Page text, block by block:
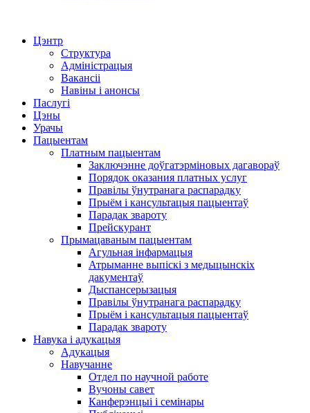
Цэнтр
Структура
Адміністрацыя
Вакансіі
Навіны і анонсы
Паслугі
Цэны
Урачы
Пацыентам
Платным пацыентам
Заключэнне доўгатэрміновых дагавораў
Порядок оказания платных услуг
Правілы ўнутранага распарадку
Прыём і кансультацыя пацыентаў
Парадак звароту
Прейскурант
Прымацаваным пацыентам
Агульная інфармацыя
Атрыманне выпіскі з медыцынскіх
дакументаў
Дыспансерызацыя
Правілы ўнутранага распарадку
Прыём і кансультацыя пацыентаў
Парадак звароту
Навука і адукацыя
Адукацыя
Навучанне
Отдел по научной работе
Вучоны савет
Канферэнцыі і семінары